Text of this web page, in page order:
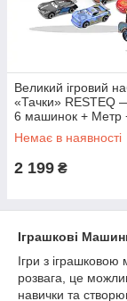
Великий ігровий
«Тачки» RESTEQ
6 машинок + Метр
Немає в наявності
2 199 ₴
Іграшкові
Ігри з
розвага, це
навички та